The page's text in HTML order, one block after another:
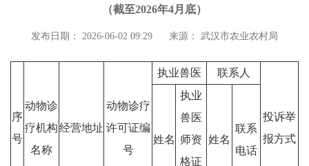
（截至2026年4月底）
发布日期： 2026-06-02 09:29 来源： 武汉市农业农村局
序
号
动物诊
疗机构
名称
经营地址
动物诊疗
许可证编
号
执业兽医 联系人
投诉举
报方式
姓名
执业
兽医
师资
格证
姓名
联系
电话